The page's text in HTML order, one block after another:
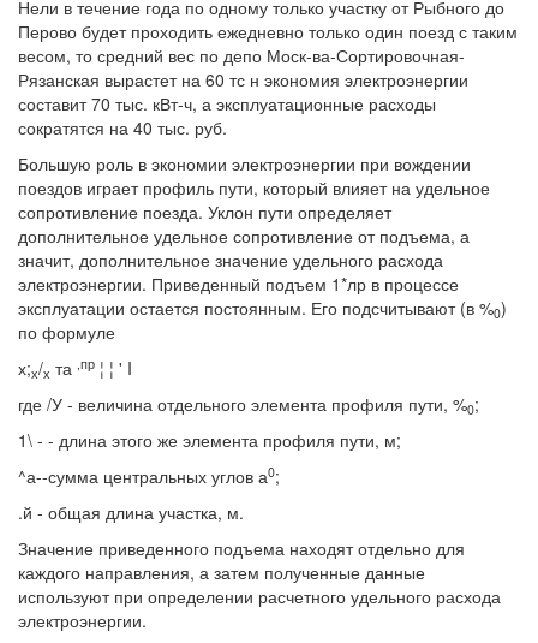
Нели в течение года по одному только участку от Рыбного до
Перово будет проходить ежедневно только один поезд с таким
весом, то средний вес по депо Моск-ва-Сортировочная-
Рязанская вырастет на 60 тс н экономия электроэнергии
составит 70 тыс. кВт-ч, а эксплуатационные расходы
сократятся на 40 тыс. руб.
Большую роль в экономии электроэнергии при вождении
поездов играет профиль пути, который влияет на удельное
сопротивление поезда. Уклон пути определяет
дополнительное удельное сопротивление от подъема, а
значит, дополнительное значение удельного расхода
электроэнергии. Приведенный подъем 1*лр в процессе
эксплуатации остается постоянным. Его подсчитывают (в %0)
по формуле
х;х/х та ,пр ¦ ¦ ' I
где /У - величина отдельного элемента профиля пути, %0;
1\ - - длина этого же элемента профиля пути, м;
^а--сумма центральных углов а0;
.й - общая длина участка, м.
Значение приведенного подъема находят отдельно для
каждого направления, а затем полученные данные
используют при определении расчетного удельного расхода
электроэнергии.